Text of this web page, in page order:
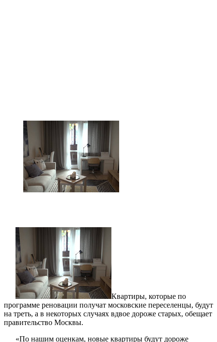
Квартиры, которые по
программе реновации получат московские переселенцы, будут
на треть, а в некоторых случаях вдвое дороже старых, обещает
правительство Москвы.
«По нашим оценкам, новые квартиры будут дороже